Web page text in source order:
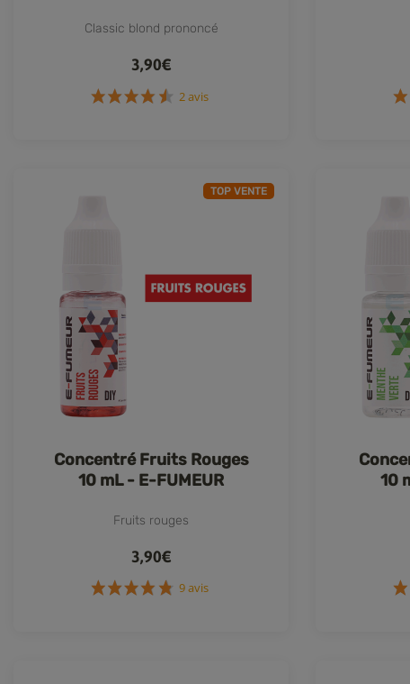
Classic blond prononcé
3,90€
TOP VENTE
Concentré Fruits Rouges
10 mL - E-FUMEUR
Fruits rouges
3,90€
10